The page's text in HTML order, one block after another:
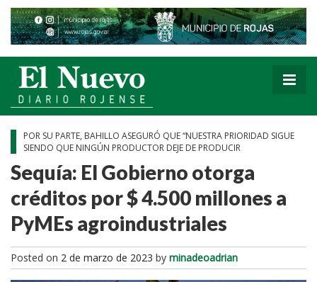
POR SU PARTE, BAHILLO ASEGURÓ QUE “NUESTRA PRIORIDAD SIGUE
SIENDO QUE NINGÚN PRODUCTOR DEJE DE PRODUCIR
Sequía: El Gobierno otorga
créditos por $ 4.500 millones a
PyMEs agroindustriales
Posted on 2 de marzo de 2023 by minadeoadrian